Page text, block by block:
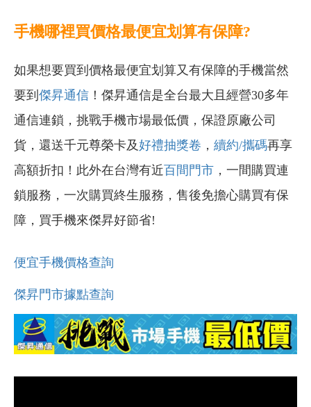
手機哪裡買價格最便宜划算有保障?
如果想要買到價格最便宜划算又有保障的手機當然
要到 傑昇通信 ！傑昇通信是全台最大且經營30多年
通信連鎖，挑戰手機市場最低價，保證原廠公司
貨，還送千元尊榮卡及好禮抽獎卷 ， 續約/攜碼再享
高額折扣！此外在台灣有近百間門市 ，一間購買連
鎖服務，一次購買終生服務，售後免擔心購買有保
障，買手機來傑昇好節省!
便宜手機價格查詢
傑昇門市據點查詢